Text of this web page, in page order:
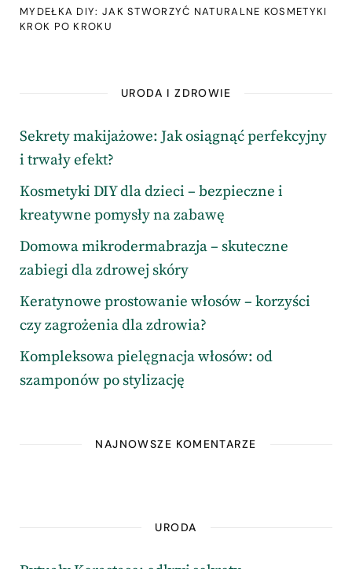
MYDEŁKA DIY: JAK STWORZYĆ NATURALNE KOSMETYKI
KROK PO KROKU
URODA I ZDROWIE
Sekrety makijażowe: Jak osiągnąć perfekcyjny
i trwały efekt?
Kosmetyki DIY dla dzieci – bezpieczne i
kreatywne pomysły na zabawę
Domowa mikrodermabrazja – skuteczne
zabiegi dla zdrowej skóry
Keratynowe prostowanie włosów – korzyści
czy zagrożenia dla zdrowia?
Kompleksowa pielęgnacja włosów: od
szamponów po stylizację
NAJNOWSZE KOMENTARZE
URODA